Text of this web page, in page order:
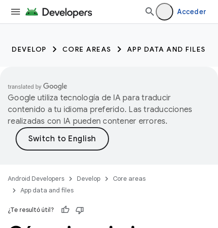
Acceder
DEVELOP CORE AREAS APP DATA AND FILES
Google utiliza tecnología de IA para traducir
contenido a tu idioma preferido. Las traducciones
realizadas con IA pueden contener errores.
Android Developers Develop
Core areas
App data and files
¿Te resultó útil?